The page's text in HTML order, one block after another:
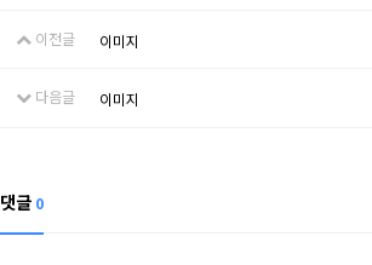
이전글 이미지
다음글 이미지
댓글 0